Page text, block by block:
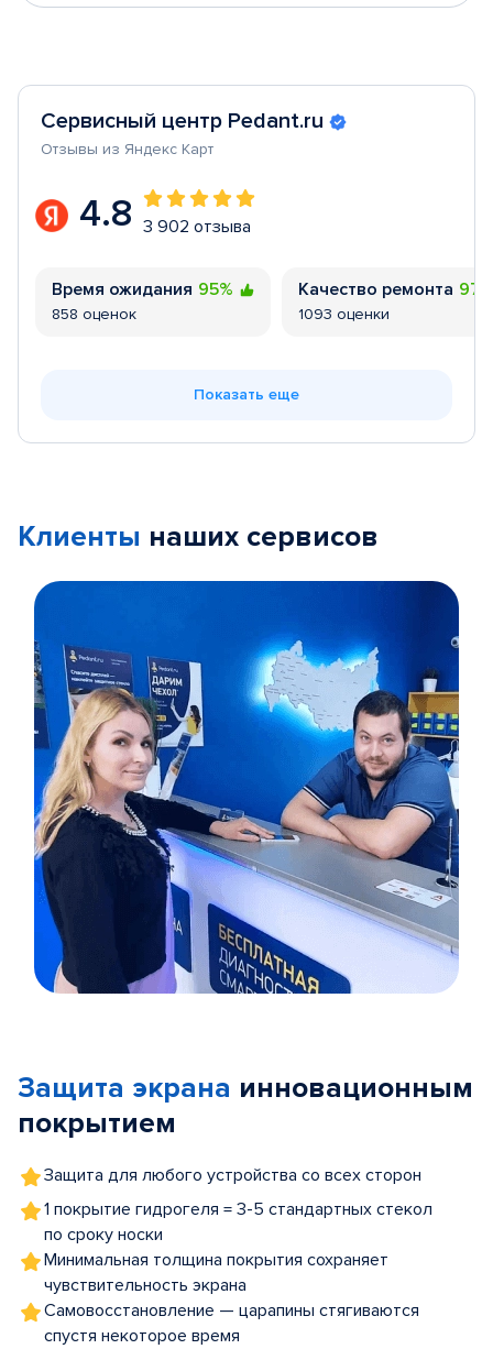
Сервисный центр Pedant.ru
Отзывы из Яндекс Карт
4.8 3 902 отзыва
Время ожидания 95%
858 оценок
Качество ремонта
1093 оценки
Показать еще
Клиенты наших сервисов
5
Защита экрана инновационным
покрытием
Защита для любого устройства со всех сторон
1 покрытие гидрогеля = 3-5 стандартных стекол
по сроку носки
Минимальная толщина покрытия сохраняет
чувствительность экрана
Самовосстановление — царапины стягиваются
спустя некоторое время